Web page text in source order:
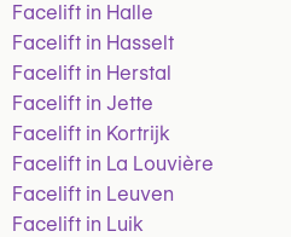
Facelift in Halle
Facelift in Hasselt
Facelift in Herstal
Facelift in Jette
Facelift in Kortrijk
Facelift in La Louvière
Facelift in Leuven
Facelift in Luik